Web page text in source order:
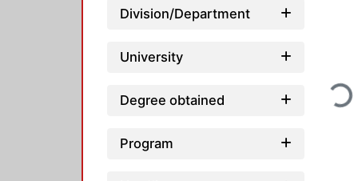
Division/Department
University
Degree obtained
Program
Loading...